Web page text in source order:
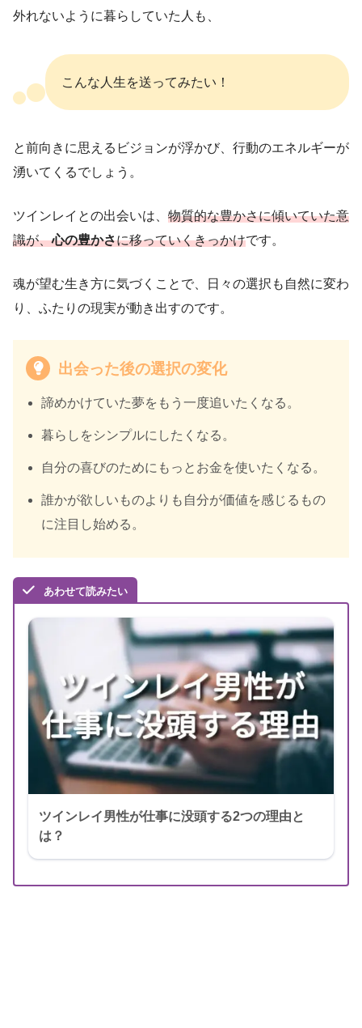
外れないように暮らしていた人も、
こんな人生を送ってみたい！
と前向きに思えるビジョンが浮かび、行動のエネルギーが
湧いてくるでしょう。
ツインレイとの出会いは、 物質的な豊かさに傾いていた意
識が、心の豊かさに移っていくきっかけです。
魂が望む生き方に気づくことで、日々の選択も自然に変わ
り、ふたりの現実が動き出すのです。
出会った後の選択の変化
諦めかけていた夢をもう一度追いたくなる。
暮らしをシンプルにしたくなる。
自分の喜びのためにもっとお金を使いたくなる。
誰かが欲しいものよりも自分が価値を感じるもの
に注目し始める。
あわせて読みたい
ツインレイ男性が仕事に没頭する2つの理由と
は？